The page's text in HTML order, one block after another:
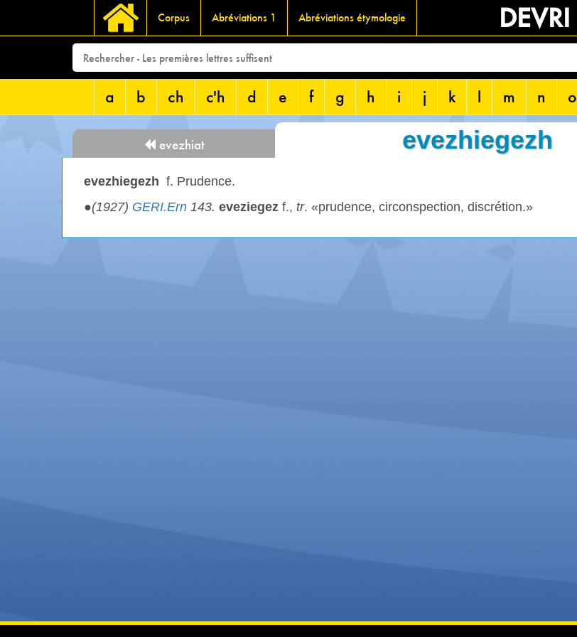
Corpus Abréviations 1 Abréviations étymologie DEVRI
a b ch c'h d e f g h i j k l m n o
evezhiat evezhiegezh
evezhiegezh f. Prudence.
●(1927) GERI.Ern 143. eveziegez f., tr. «prudence, circonspection, discrétion.»